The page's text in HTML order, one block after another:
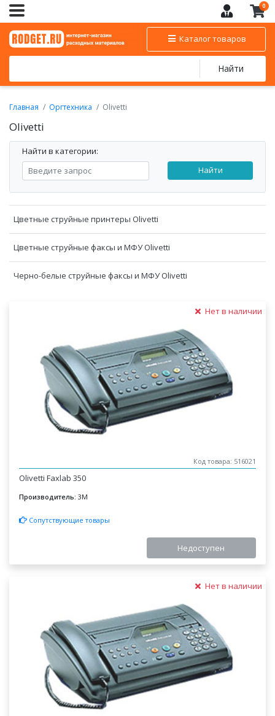
0
Каталог товаров
Найти
Главная Оргтехника Olivetti
Olivetti
Найти в категории:
Найти
Цветные струйные принтеры Olivetti
Цветные струйные факсы и МФУ Olivetti
Черно-белые струйные факсы и МФУ Olivetti
Нет в наличии
Код товара: 516021
Olivetti Faxlab 350
Производитель: 3M
Сопутствующие товары
Недоступен
Нет в наличии